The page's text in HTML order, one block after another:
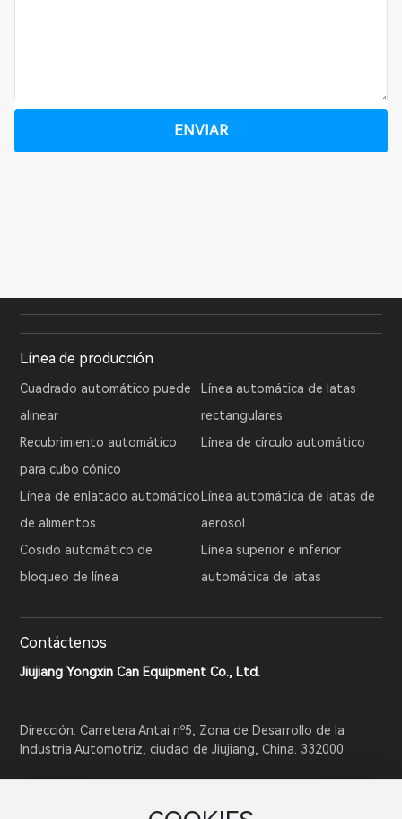
ENVIAR
Línea de producción
Cuadrado automático puede
alinear
Línea automática de latas
rectangulares
Recubrimiento automático
para cubo cónico
Línea de círculo automático
Línea de enlatado automático
de alimentos
Línea automática de latas de
aerosol
Cosido automático de
bloqueo de línea
Línea superior e inferior
automática de latas
Contáctenos
Jiujiang Yongxin Can Equipment Co., Ltd.
Dirección: Carretera Antai nº5, Zona de Desarrollo de la
Industria Automotriz, ciudad de Jiujiang, China. 332000